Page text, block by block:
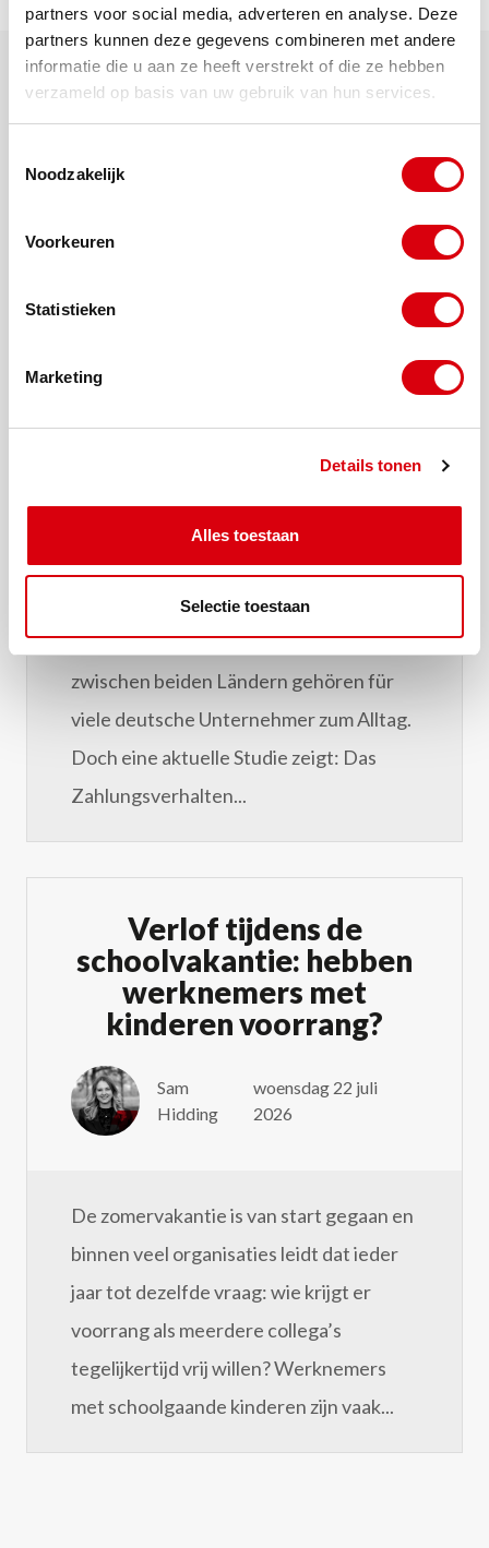
partners voor social media, adverteren en analyse. Deze
partners kunnen deze gegevens combineren met andere
informatie die u aan ze heeft verstrekt of die ze hebben
verzameld op basis van uw gebruik van hun services.
Noodzakelijk
Voorkeuren
Statistieken
Marketing
Details tonen
Alles toestaan
Selectie toestaan
Forderungen in den
erhalten Sie Ihr Geld!
Die Niederlande und Deutschland sind
eng miteinander verbunden.
Grenzüberschreitende Geschäfte
zwischen beiden Ländern gehören für
viele deutsche Unternehmer zum Alltag.
Doch eine aktuelle Studie zeigt: Das
Zahlungsverhalten...
Verlof tijdens de
schoolvakantie: hebben
werknemers met
kinderen voorrang?
Sam
Hidding
woensdag 22 juli
2026
De zomervakantie is van start gegaan en
binnen veel organisaties leidt dat ieder
jaar tot dezelfde vraag: wie krijgt er
voorrang als meerdere collega’s
tegelijkertijd vrij willen? Werknemers
met schoolgaande kinderen zijn vaak...